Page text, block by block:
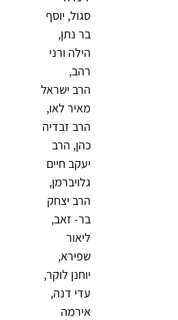
סגול, יוסף
בר נתן,
הילה ורני
רהב,
הרב ישראל
מאיר לאו,
הרב זבדיה
כהן, הרב
יעקב חיים
גלויברמן,
הרב יצחק
בר- זאב,
ליאור
שפירא,
יוחנן לוקר,
עדי דנה,
אירמה